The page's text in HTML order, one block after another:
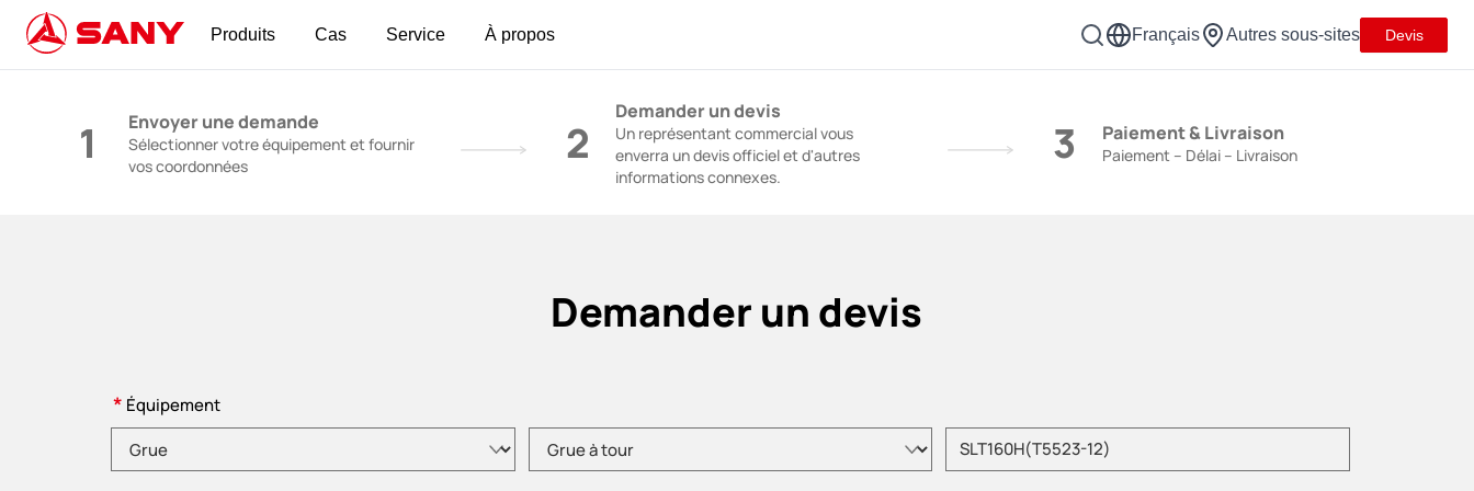
Produits Cas Service À propos Français Autres sous-sites Devis
1 Envoyer une demande
Sélectionner votre équipement et fournir
vos coordonnées
2
Demander un devis
Un représentant commercial vous
enverra un devis officiel et d'autres
informations connexes.
3 Paiement & Livraison
Paiement – Délai – Livraison
Demander un devis
* Équipement